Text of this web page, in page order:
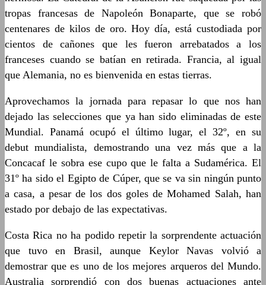
tropas francesas de Napoleón Bonaparte, que se robó
centenares de kilos de oro. Hoy día, está custodiada por
cientos de cañones que les fueron arrebatados a los
franceses cuando se batían en retirada. Francia, al igual
que Alemania, no es bienvenida en estas tierras.
Aprovechamos la jornada para repasar lo que nos han
dejado las selecciones que ya han sido eliminadas de este
Mundial. Panamá ocupó el último lugar, el 32º, en su
debut mundialista, demostrando una vez más que a la
Concacaf le sobra ese cupo que le falta a Sudamérica. El
31º ha sido el Egipto de Cúper, que se va sin ningún punto
a casa, a pesar de los dos goles de Mohamed Salah, han
estado por debajo de las expectativas.
Costa Rica no ha podido repetir la sorprendente actuación
que tuvo en Brasil, aunque Keylor Navas volvió a
demostrar que es uno de los mejores arqueros del Mundo.
Australia sorprendió con dos buenas actuaciones ante